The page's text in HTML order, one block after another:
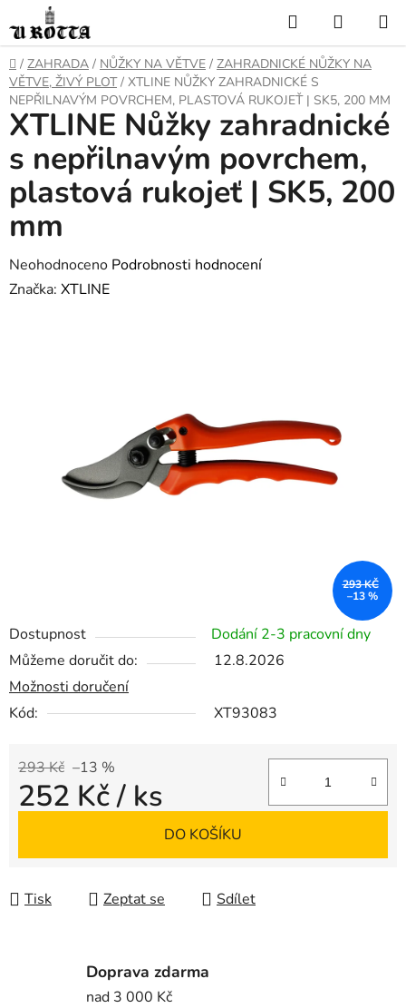
na
obsah
Hledat
KOŠÍK
DOMŮ
/ ZAHRADA / NŮŽKY NA VĚTVE / ZAHRADNICKÉ NŮŽKY NA
VĚTVE, ŽIVÝ PLOT / XTLINE NŮŽKY ZAHRADNICKÉ S
NEPŘILNAVÝM POVRCHEM, PLASTOVÁ RUKOJEŤ | SK5, 200 MM
Dostupnost
Dodání 2-3 pracovní dny
Můžeme doručit do:
12.8.2026
Možnosti doručení
Kód:
XT93083
293 Kč –13 %
252 Kč/ ks
DO KOŠÍKU
Tisk Zeptat se Sdílet
XTLINE Nůžky zahradnické
s nepřilnavým povrchem,
plastová rukojeť | SK5, 200
mm
Průměrné
hodnocení
Neohodnoceno Podrobnosti hodnocení
Značka: XTLINE
293 KČ
–13 %
Doprava zdarma
nad 3 000 Kč